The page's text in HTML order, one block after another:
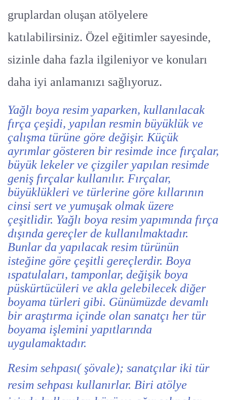
gruplardan oluşan atölyelere
katılabilirsiniz. Özel eğitimler sayesinde,
sizinle daha fazla ilgileniyor ve konuları
daha iyi anlamanızı sağlıyoruz.
Yağlı boya resim yaparken, kullanılacak
fırça çeşidi, yapılan resmin büyüklük ve
çalışma türüne göre değişir. Küçük
ayrımlar gösteren bir resimde ince fırçalar,
büyük lekeler ve çizgiler yapılan resimde
geniş fırçalar kullanılır. Fırçalar,
büyüklükleri ve türlerine göre kıllarının
cinsi sert ve yumuşak olmak üzere
çeşitlidir. Yağlı boya resim yapımında fırça
dışında gereçler de kullanılmaktadır.
Bunlar da yapılacak resim türünün
isteğine göre çeşitli gereçlerdir. Boya
ıspatulaları, tamponlar, değişik boya
püskürtücüleri ve akla gelebilecek diğer
boyama türleri gibi. Günümüzde devamlı
bir araştırma içinde olan sanatçı her tür
boyama işlemini yapıtlarında
uygulamaktadır.
Resim sehpası( şövale); sanatçılar iki tür
resim sehpası kullanırlar. Biri atölye